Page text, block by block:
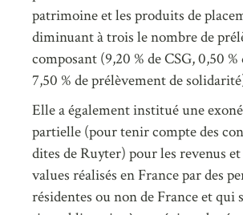
patrimoine et les produits de
diminuant à trois le nombre de
composant (9,20 % de CSG, 0,50 %
7,50 % de prélèvement de
Elle a également institué une
partielle (pour tenir compte des
dites de Ruyter) pour les revenus
values réalisés en France par des
résidentes ou non de France et qui